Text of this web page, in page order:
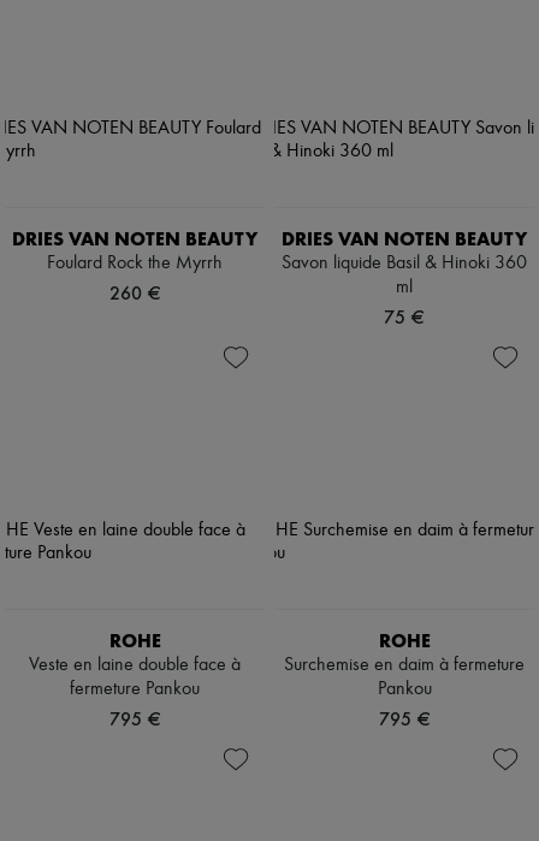
DRIES VAN NOTEN BEAUTY
Foulard Rock the Myrrh
260 €
DRIES VAN NOTEN BEAUTY
Savon liquide Basil & Hinoki 360
ml
75 €
ROHE
Veste en laine double face à
fermeture Pankou
795 €
ROHE
Surchemise en daim à fermeture
Pankou
795 €